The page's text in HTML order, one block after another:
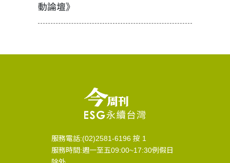
動論壇》
服務電話:(02)2581-6196 按 1
服務時間:週一至五09:00~17:30例假日